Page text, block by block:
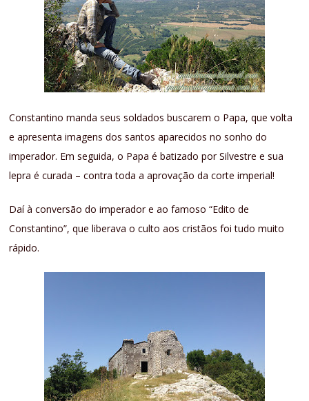
Constantino manda seus soldados buscarem o Papa, que volta
e apresenta imagens dos santos aparecidos no sonho do
imperador. Em seguida, o Papa é batizado por Silvestre e sua
lepra é curada – contra toda a aprovação da corte imperial!
Daí à conversão do imperador e ao famoso “Edito de
Constantino”, que liberava o culto aos cristãos foi tudo muito
rápido.